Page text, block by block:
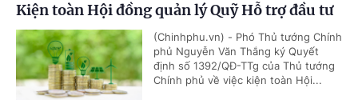
Kiện toàn Hội đồng quản lý Quỹ Hỗ trợ đầu tư
(Chinhphu.vn) - Phó Thủ tướng Chính
phủ Nguyễn Văn Thắng ký Quyết
định số 1392/QĐ-TTg của Thủ tướng
Chính phủ về việc kiện toàn Hội...